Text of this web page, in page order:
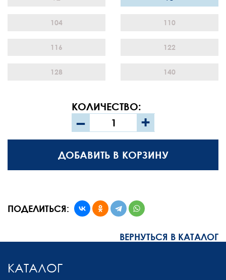
104 110
116 122
128 140
КОЛИЧЕСТВО:
– +
ДОБАВИТЬ В КОРЗИНУ
ПОДЕЛИТЬСЯ:
ВЕРНУТЬСЯ В КАТАЛОГ
КАТАЛОГ